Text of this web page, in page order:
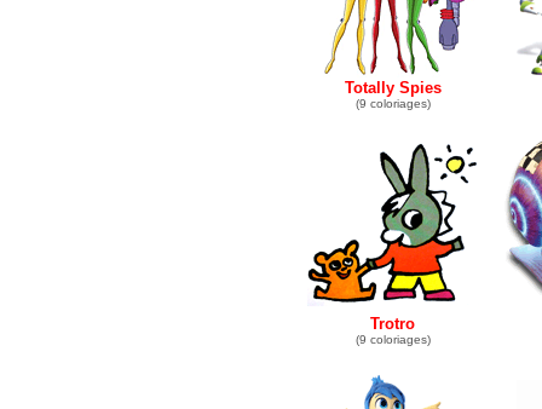
Totally Spies
(9 coloriages)
Trotro
(9 coloriages)